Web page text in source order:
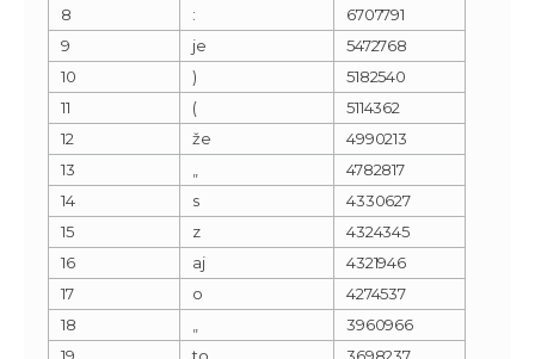
8
:
6707791
9
je
5472768
10
)
5182540
11
(
5114362
12
že
4990213
13
4782817
14
s
4330627
15
z
4324345
16
aj
4321946
17
o
4274537
18
3960966
19
to
3698237